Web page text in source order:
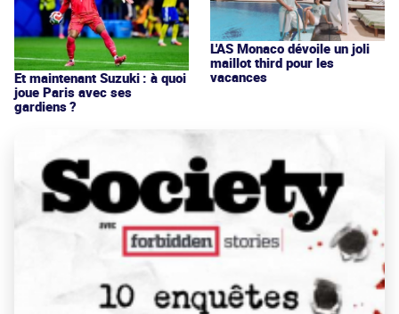
Et maintenant Suzuki : à quoi
joue Paris avec ses
gardiens ?
L'AS Monaco dévoile un joli
maillot third pour les
vacances